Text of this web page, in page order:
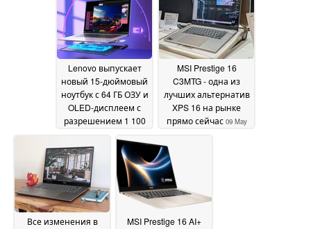
May 2026
Lenovo выпускает
новый 15-дюймовый
ноутбук с 64 ГБ ОЗУ и
OLED-дисплеем с
разрешением 1 100
MSI Prestige 16
C3MTG - одна из
лучших альтернатив
XPS 16 на рынке
прямо сейчас 09 May
Все изменения в
MSI Prestige 16 AI+